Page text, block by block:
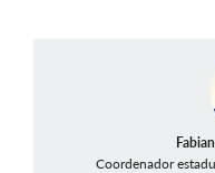
Coordenador